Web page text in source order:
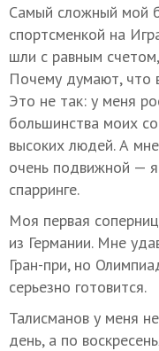
Самый сложный мой
спортсменкой на
шли с равным
Почему думают, что
Это не так: у меня
большинства моих
высоких людей. А
очень подвижной —
спарринге.
Моя первая
из Германии. Мне
Гран-при, но
серьезно готовится.
Талисманов у меня
день, а по